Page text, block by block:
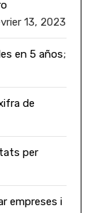
13, 2023
en 5 años;
de
per
empreses i